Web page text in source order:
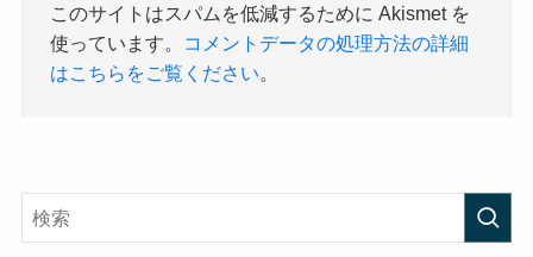
このサイトはスパムを低減するために Akismet を
使っています。
コメントデータの処理方法の詳細
はこちらをご覧ください